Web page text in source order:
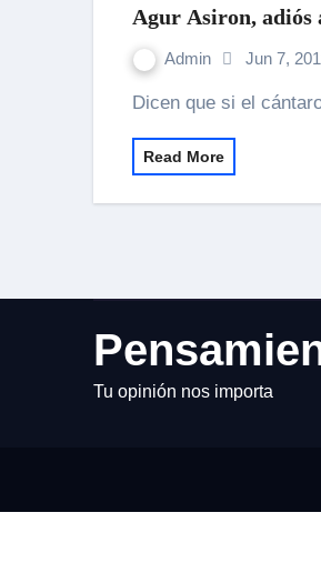
Agur Asiron, adiós
Admin Jun 7,
Dicen que si el
Read More
Tu opinión nos importa